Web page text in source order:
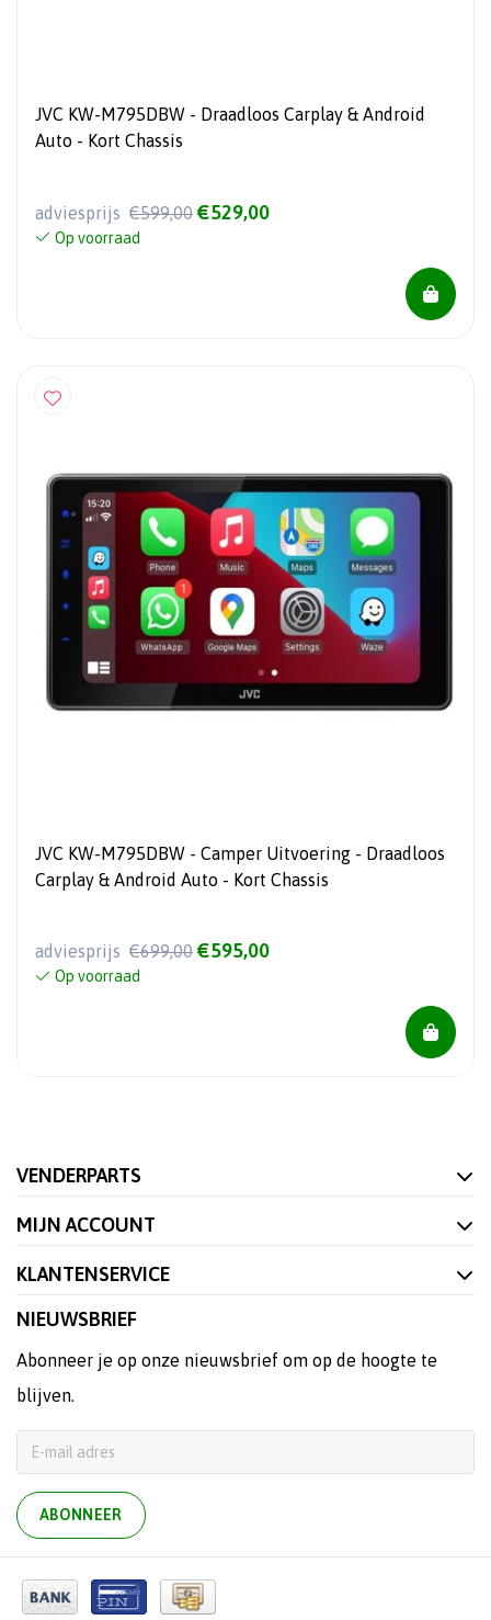
JVC KW-M795DBW - Draadloos Carplay & Android
Auto - Kort Chassis
adviesprijs €599,00 €529,00
Op voorraad
JVC KW-M795DBW - Camper Uitvoering - Draadloos
Carplay & Android Auto - Kort Chassis
adviesprijs €699,00 €595,00
Op voorraad
VENDERPARTS
MIJN ACCOUNT
KLANTENSERVICE
NIEUWSBRIEF
Abonneer je op onze nieuwsbrief om op de hoogte te
blijven.
ABONNEER